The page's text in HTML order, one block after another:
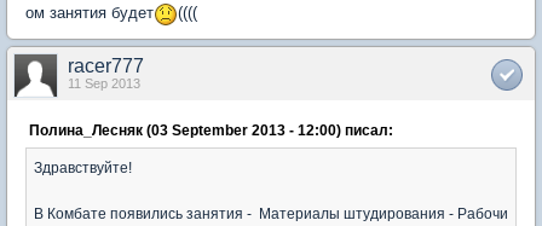
ом занятия будет
((((
racer777
11 Sep 2013
Полина_Лесняк (03 September 2013 - 12:00) писал:
Здравствуйте!
В Комбате появились занятия - Материалы штудирования - Рабочи